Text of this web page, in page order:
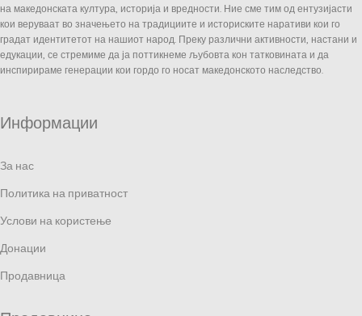
на македонската култура, историја и вредности. Ние сме тим од ентузијасти
кои веруваат во значењето на традициите и историските наративи кои го
градат идентитетот на нашиот народ. Преку различни активности, настани и
едукации, се стремиме да ја поттикнеме љубовта кон татковината и да
инспирираме генерации кои гордо го носат македонското наследство.
Информации
За нас
Политика на приватност
Услови на користење
Донации
Продавница